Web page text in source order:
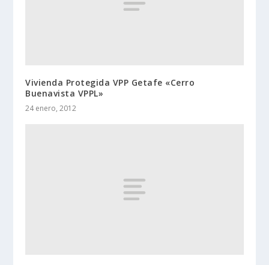
Vivienda Protegida VPP Getafe «Cerro
Buenavista VPPL»
24 enero, 2012